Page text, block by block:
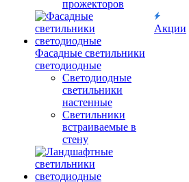
прожекторов
Фасадные светильники
светодиодные
Светодиодные
светильники
настенные
Светильники
встраиваемые в
стену
Акции